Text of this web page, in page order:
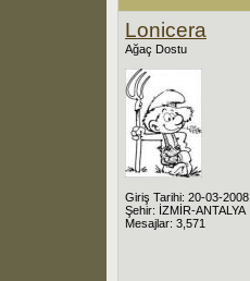
Lonicera
Ağaç Dostu
Giriş Tarihi: 20-03-2008
Şehir: İZMİR-ANTALYA
Mesajlar: 3,571